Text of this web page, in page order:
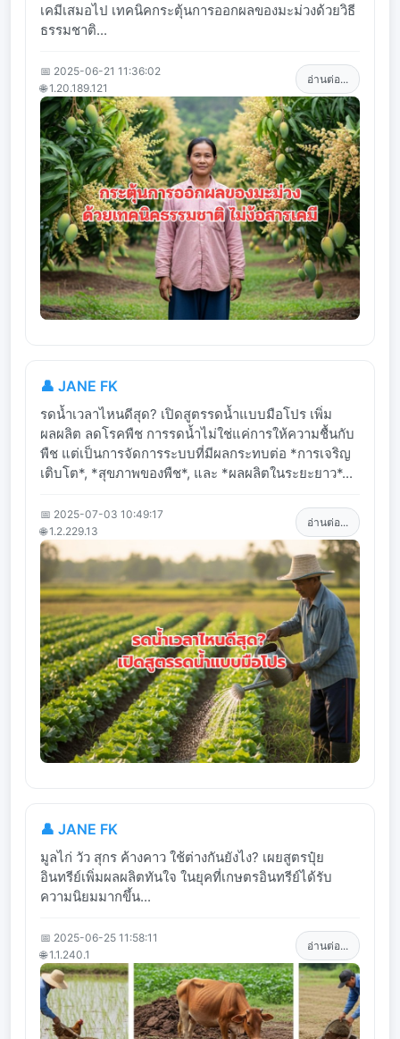
เคมีเสมอไป เทคนิคกระตุ้นการออกผลของมะม่วงด้วยวิธี
ธรรมชาติ...
📅 2025-06-21 11:36:02
🌐 1.20.189.121
อ่านต่อ...
👤 JANE FK
รดน้ำเวลาไหนดีสุด? เปิดสูตรรดน้ำแบบมือโปร เพิ่ม
ผลผลิต ลดโรคพืช การรดน้ำไม่ใช่แค่การให้ความชื้นกับ
พืช แต่เป็นการจัดการระบบที่มีผลกระทบต่อ *การเจริญ
เติบโต*, *สุขภาพของพืช*, และ *ผลผลิตในระยะยาว*...
📅 2025-07-03 10:49:17
🌐 1.2.229.13
อ่านต่อ...
👤 JANE FK
มูลไก่ วัว สุกร ค้างคาว ใช้ต่างกันยังไง? เผยสูตรปุ๋ย
อินทรีย์เพิ่มผลผลิตทันใจ ในยุคที่เกษตรอินทรีย์ได้รับ
ความนิยมมากขึ้น...
📅 2025-06-25 11:58:11
🌐 1.1.240.1
อ่านต่อ...